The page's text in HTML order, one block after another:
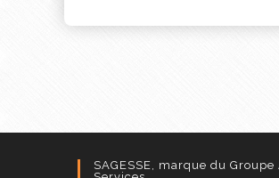
SAGESSE, marque du